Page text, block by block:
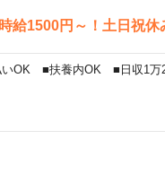
1500円～！土日祝休
OK ■扶養内OK ■日収1万